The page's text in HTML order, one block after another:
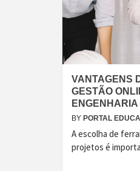
VANTAGENS
GESTÃO
ENGENHARIA
BY PORTAL
A escolha de
projetos é